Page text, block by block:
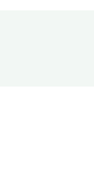
hvězdiček.